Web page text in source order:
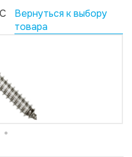
Вернуться к выбору
товара